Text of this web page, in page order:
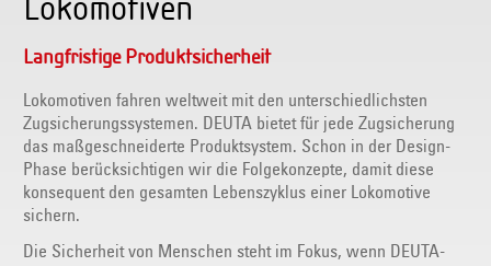
Lokomotiven
Langfristige Produktsicherheit
Lokomotiven fahren weltweit mit den unterschiedlichsten
Zugsicherungssystemen. DEUTA bietet für jede Zugsicherung
das maßgeschneiderte Produktsystem. Schon in der Design-
Phase berücksichtigen wir die Folgekonzepte, damit diese
konsequent den gesamten Lebenszyklus einer Lokomotive
sichern.
Die Sicherheit von Menschen steht im Fokus, wenn DEUTA-